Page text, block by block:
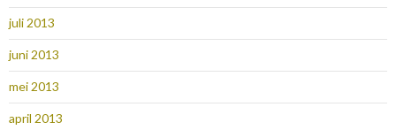
juli 2013
juni 2013
mei 2013
april 2013